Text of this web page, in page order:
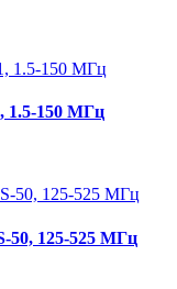
1.5-150 МГц
50, 125-525 МГц